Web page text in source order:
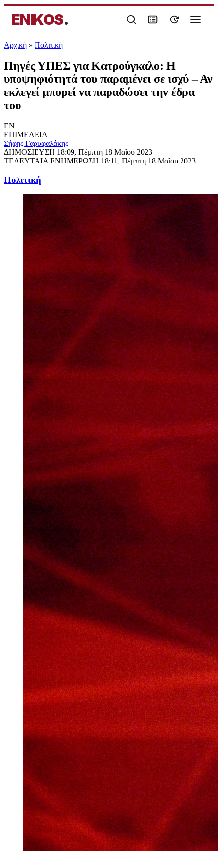
ENIKOS.
Αρχική » Πολιτική
Πηγές ΥΠΕΣ για Κατρούγκαλο: Η
υποψηφιότητά του παραμένει σε ισχύ – Αν
εκλεγεί μπορεί να παραδώσει την έδρα
του
EN
ΕΠΙΜΕΛΕΙΑ
Σήφης Γαρυφαλάκης
ΔΗΜΟΣΙΕΥΣΗ 18:09, Πέμπτη 18 Μαΐου 2023
ΤΕΛΕΥΤΑΙΑ ΕΝΗΜΕΡΩΣΗ 18:11, Πέμπτη 18 Μαΐου 2023
Πολιτική